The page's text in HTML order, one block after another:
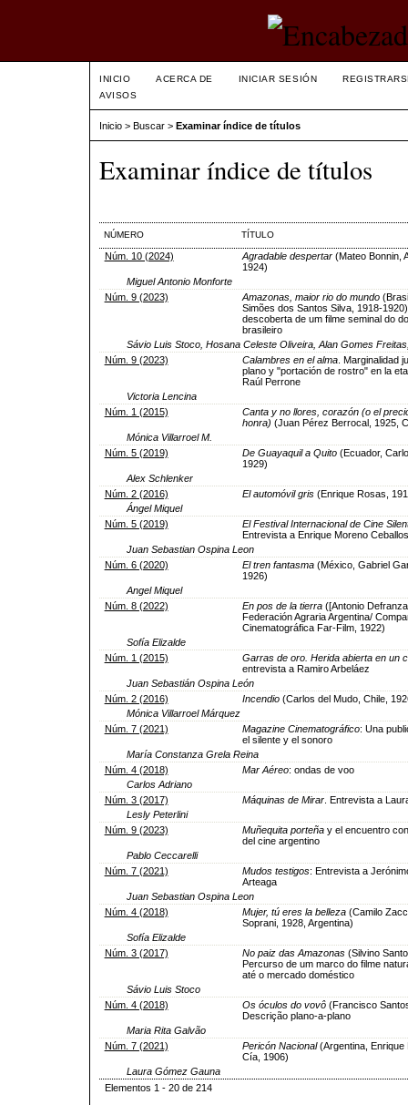
INICIO ACERCA DE INICIAR SESIÓN
AVISOS
Inicio > Buscar > Examinar índice de títulos
Examinar índice de títulos
NÚMERO TÍTULO
Núm. 10 (2024) Agradable despertar(Mateo Bonnin,
1924)
Miguel Antonio Monforte
Núm. 9 (2023)
Amazonas, maior rio do mundo
Simões dos Santos Silva, 1918-
descoberta de um filme seminal do
brasileiro
Sávio Luis Stoco, Hosana Celeste Oliveira, Alan Gomes
Núm. 9 (2023)
Calambres en el alma. Marginalidad
plano y "portación de rostro" en la
Raúl Perrone
Victoria Lencina
Núm. 1 (2015)
Canta y no llores, corazón (o el
honra) (Juan Pérez Berrocal, 1925,
Mónica Villarroel M.
Núm. 5 (2019)
De Guayaquil a Quito(Ecuador,
1929)
Alex Schlenker
Núm. 2 (2016)
El automóvil gris(Enrique Rosas,
Ángel Miquel
Núm. 5 (2019)
El Festival Internacional de Cine
Entrevista a Enrique Moreno Ceballos
Juan Sebastian Ospina Leon
Núm. 6 (2020)
El tren fantasma(México, Gabriel
1926)
Angel Miquel
Núm. 8 (2022)
En pos de la tierra([Antonio
Federación Agraria Argentina/
Cinematográfica Far-Film, 1922)
Sofía Elizalde
Núm. 1 (2015)
Garras de oro. Herida abierta en un
entrevista a Ramiro Arbeláez
Juan Sebastián Ospina León
Núm. 2 (2016)
Incendio(Carlos del Mudo, Chile,
Mónica Villarroel Márquez
Núm. 7 (2021)
Magazine Cinematográfico: Una
el silente y el sonoro
María Constanza Grela Reina
Núm. 4 (2018)
Mar Aéreo: ondas de voo
Carlos Adriano
Núm. 3 (2017)
Máquinas de Mirar. Entrevista a
Lesly Peterlini
Núm. 9 (2023)
Muñequita porteñay el encuentro
del cine argentino
Pablo Ceccarelli
Núm. 7 (2021)
Mudos testigos: Entrevista a
Arteaga
Juan Sebastian Ospina Leon
Núm. 4 (2018)
Mujer, tú eres la belleza(Camilo
Soprani, 1928, Argentina)
Sofía Elizalde
Núm. 3 (2017)
No paiz das Amazonas(Silvino
Percurso de um marco do filme
até o mercado doméstico
Sávio Luis Stoco
Núm. 4 (2018)
Os óculos do vovô(Francisco
Descrição plano-a-plano
Maria Rita Galvão
Núm. 7 (2021)
Pericón Nacional(Argentina, Enrique
Cía, 1906)
Laura Gómez Gauna
Elementos 1 - 20 de 214